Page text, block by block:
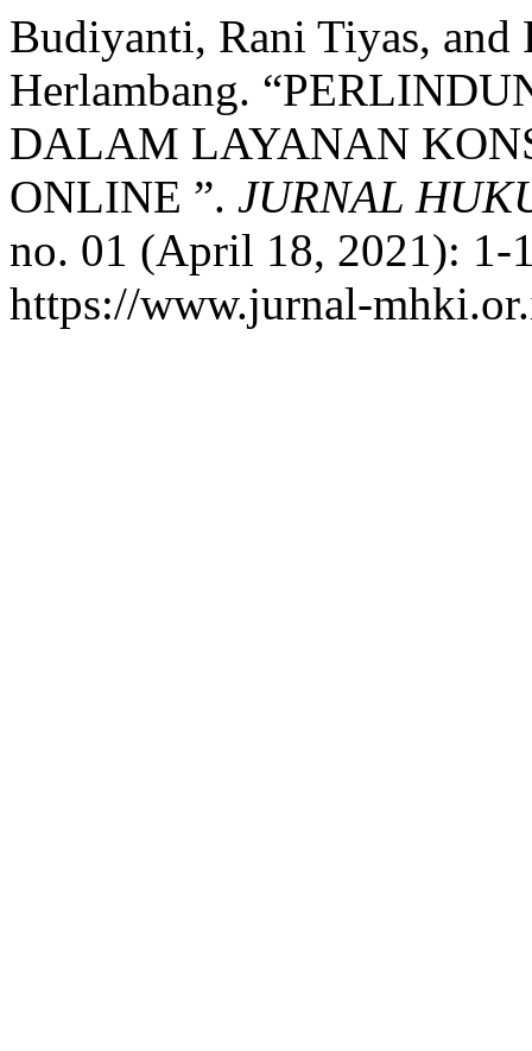
Budiyanti, Rani Tiyas, and
Herlambang.
DALAM LAYANAN
ONLINE ”. JURNAL
no. 01 (April 18, 2021): 1-
https://www.jurnal-